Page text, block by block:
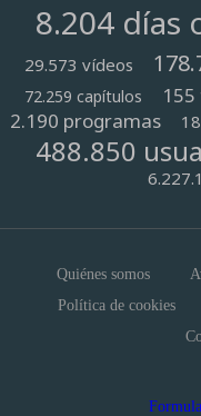
8.204 días
29.573 vídeos
72.259 capítulos
2.190 programas
488.850
Quiénes somos
Política de cookies